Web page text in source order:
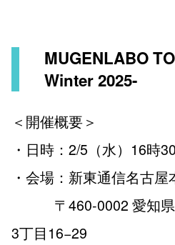
MUGENLABO
Winter 2025-
＜開催概要＞
・日時：2/5（水）16時
・会場：新東通信名古
〒460-0002 愛知県
3丁目16−29